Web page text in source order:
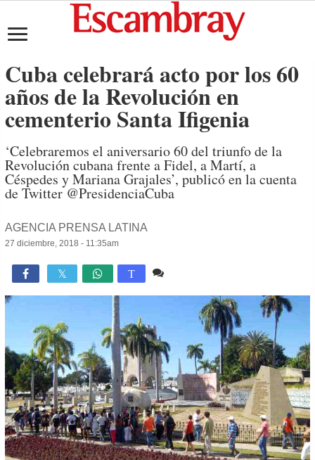
Cuba celebrará acto por los 60
años de la Revolución en
cementerio Santa Ifigenia
‘Celebraremos el aniversario 60 del triunfo de la
Revolución cubana frente a Fidel, a Martí, a
Céspedes y Mariana Grajales’, publicó en la cuenta
de Twitter @PresidenciaCuba
AGENCIA PRENSA LATINA
27 diciembre, 2018 - 11:35am
 T